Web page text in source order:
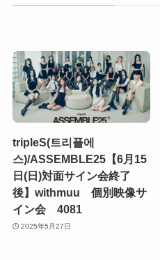
tripleS(트리플에
스)/ASSEMBLE25【6月15
日(日)対面サイン会終了
後】withmuu 個別映像サ
イン会 4081
2025年5月27日